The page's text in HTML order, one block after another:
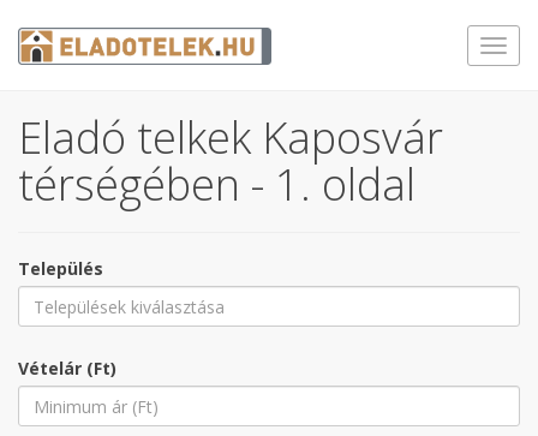
Eladó telkek Kaposvár
térségében - 1. oldal
Település
Vételár (Ft)